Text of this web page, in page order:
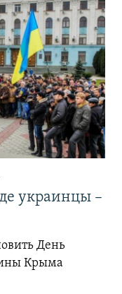
украинцы –
День
Крыма